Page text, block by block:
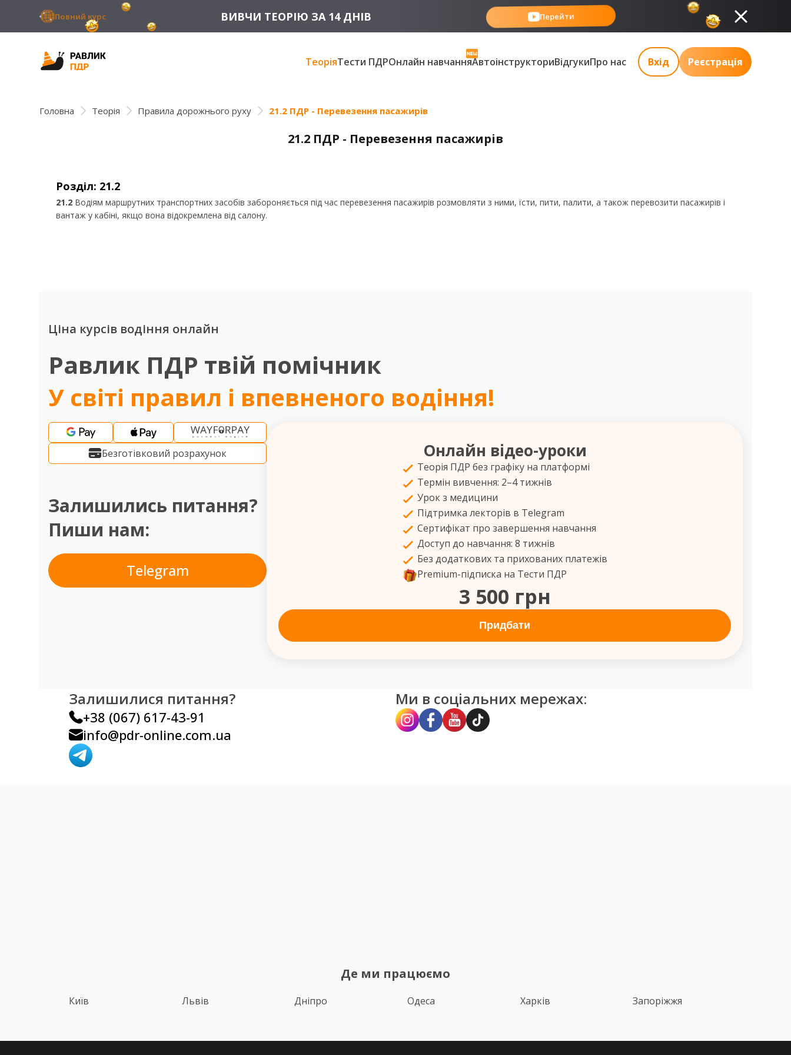
Повний курс ВИВЧИ ТЕОРІЮ ЗА 14 ДНІВ Перейти
ТеоріяТести ПДРОнлайн навчанняАвтоінструкториВідгукиПро нас Вхід Реєстрація
Головна Теорія Правила дорожнього руху 21.2 ПДР - Перевезення пасажирів
21.2 ПДР - Перевезення пасажирів
Розділ: 21.2
21.2 Водіям маршрутних транспортних засобів забороняється під час перевезення пасажирів розмовляти з ними, їсти, пити, палити, а також перевозити пасажирів і
вантаж у кабіні, якщо вона відокремлена від салону.
Ціна курсів водіння онлайн
Равлик ПДР твій помічник
У світі правил і впевненого водіння!
Безготівковий розрахунок
Залишились питання?
Пиши нам:
Telegram
Онлайн відео-уроки
Теорія ПДР без графіку на платформі
Термін вивчення: 2–4 тижнів
Урок з медицини
Підтримка лекторів в Telegram
Сертифікат про завершення навчання
Доступ до навчання: 8 тижнів
Без додаткових та прихованих платежів
Premium-підписка на Тести ПДР
3 500 грн
Придбати
Залишилися питання?
+38 (067) 617-43-91
info@pdr-online.com.ua
Ми в соціальних мережах:
Де ми працюємо
Київ Львів Дніпро Одеса Харків Запоріжжя